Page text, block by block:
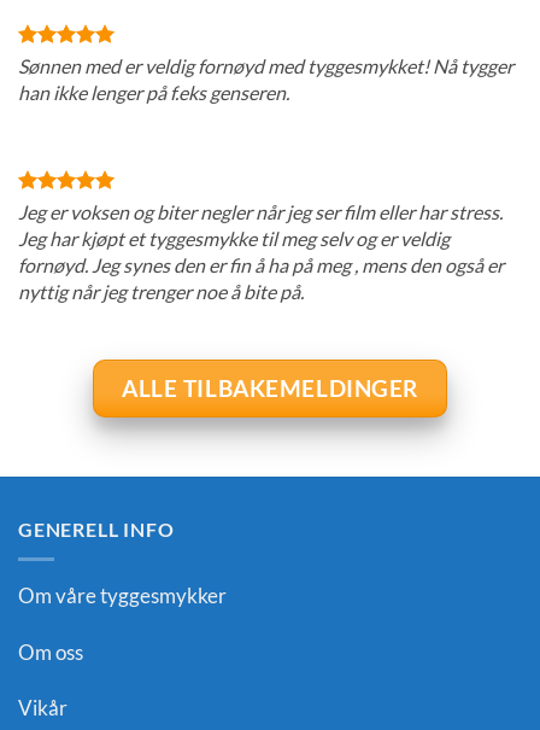
Sønnen med er veldig fornøyd med tyggesmykket! Nå tygger
han ikke lenger på f.eks genseren.
Jeg er voksen og biter negler når jeg ser film eller har stress.
Jeg har kjøpt et tyggesmykke til meg selv og er veldig
fornøyd. Jeg synes den er fin å ha på meg , mens den også er
nyttig når jeg trenger noe å bite på.
ALLE TILBAKEMELDINGER
GENERELL INFO
Om våre tyggesmykker
Om oss
Vikår